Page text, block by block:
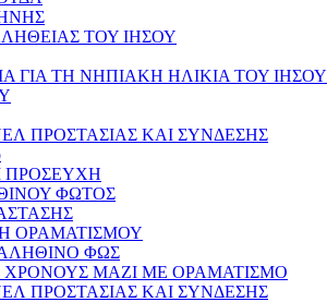
ΤΟΥ ΙΗΣΟΥ
ΓΙΑ ΤΗ ΝΗΠΙΑΚΗ ΗΛΙΚΙΑ ΤΟΥ ΙΗΣΟΥ
ΠΡΟΣΤΑΣΙΑΣ ΚΑΙ ΣΥΝΔΕΣΗΣ
ΠΡΟΣΕΥΧΗ
ΦΩΤΟΣ
ΟΡΑΜΑΤΙΣΜΟΥ
ΦΩΣ
ΜΑΖΙ ΜΕ ΟΡΑΜΑΤΙΣΜΟ
ΠΡΟΣΤΑΣΙΑΣ ΚΑΙ ΣΥΝΔΕΣΗΣ